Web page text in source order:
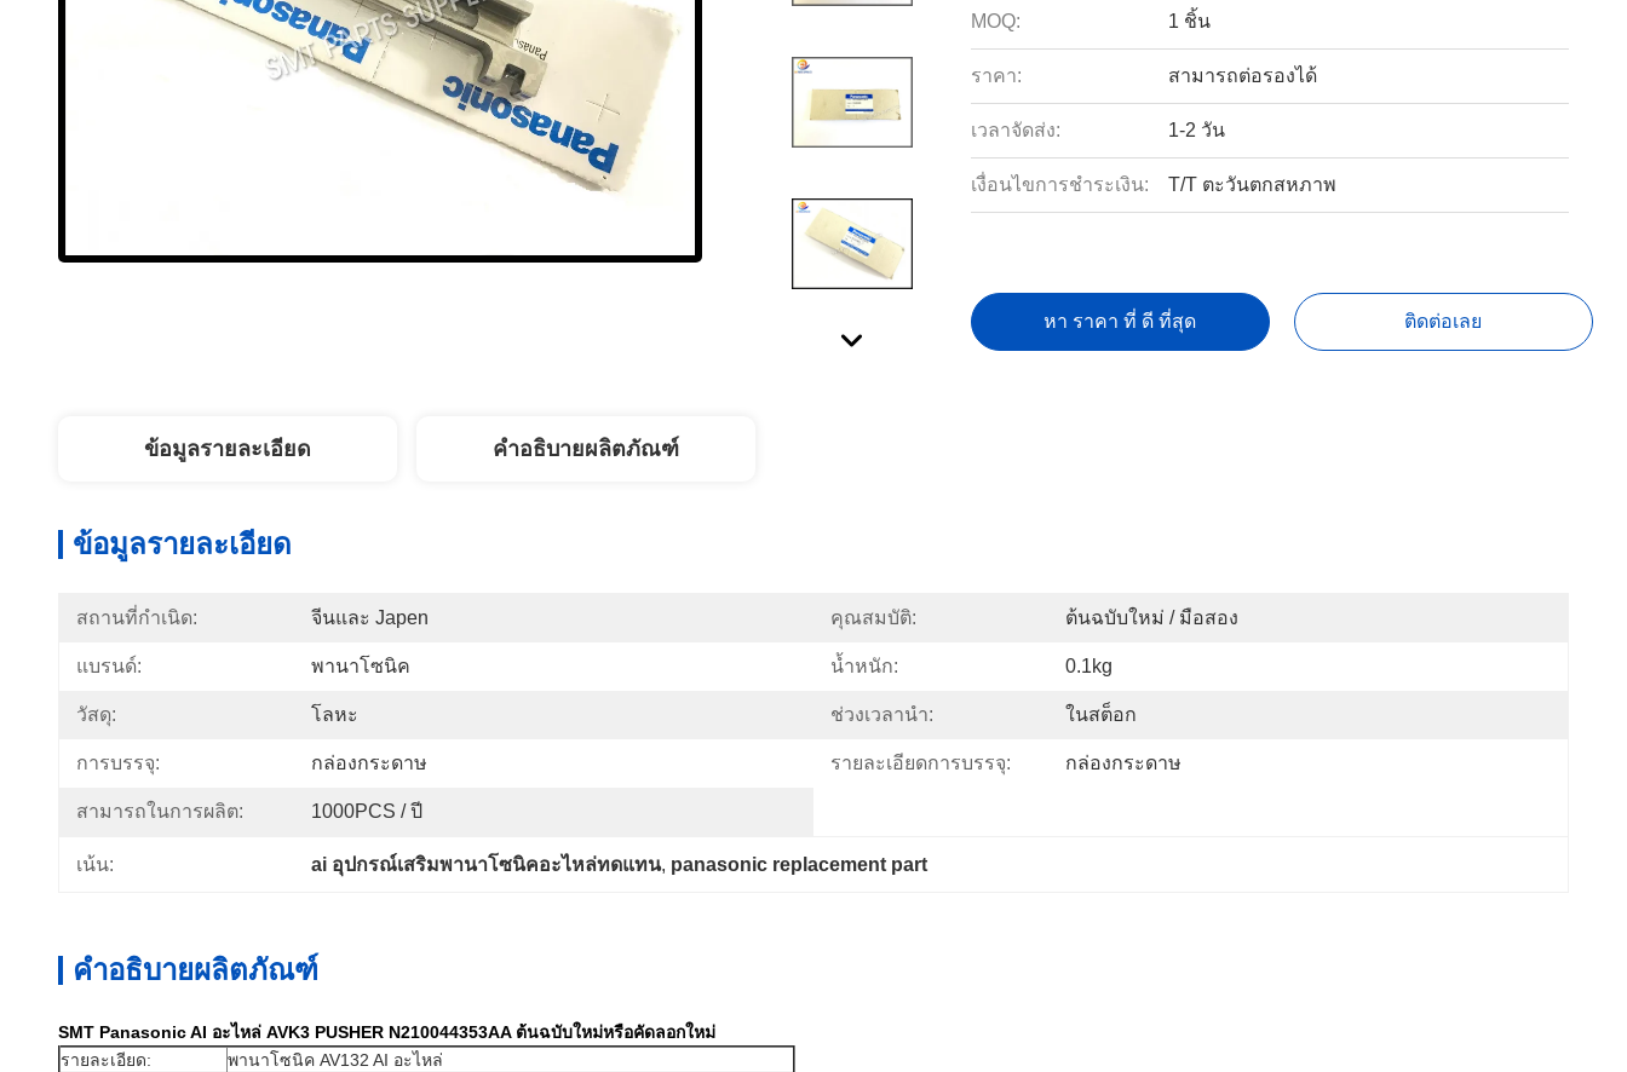
MOQ: 1 ชิ้น
ราคา: สามารถต่อรองได้
เวลาจัดส่ง: 1-2 วัน
เงื่อนไขการชำระเงิน: T/T ตะวันตกสหภาพ
หา ราคา ที่ ดี ที่สุด ติดต่อเลย
ข้อมูลรายละเอียด คำอธิบายผลิตภัณฑ์
ข้อมูลรายละเอียด
สถานที่กำเนิด: จีนและ Japen คุณสมบัติ: ต้นฉบับใหม่ / มือสอง
แบรนด์: พานาโซนิค น้ำหนัก: 0.1kg
วัสดุ: โลหะ ช่วงเวลานำ: ในสต็อก
การบรรจุ: กล่องกระดาษ รายละเอียดการบรรจุ: กล่องกระดาษ
สามารถในการผลิต: 1000PCS / ปี
เน้น: ai อุปกรณ์เสริมพานาโซนิคอะไหล่ทดแทน, panasonic replacement part
คำอธิบายผลิตภัณฑ์
SMT Panasonic AI อะไหล่ AVK3 PUSHER N210044353AA ต้นฉบับใหม่หรือคัดลอกใหม่
รายละเอียด:
พานาโซนิค AV132 AI อะไหล่